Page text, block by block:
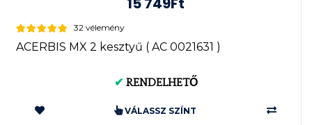
32 vélemény
ACERBIS MX 2 kesztyű ( AC 0021631 )
✔ RENDELHETŐ
VÁLASSZ SZÍNT